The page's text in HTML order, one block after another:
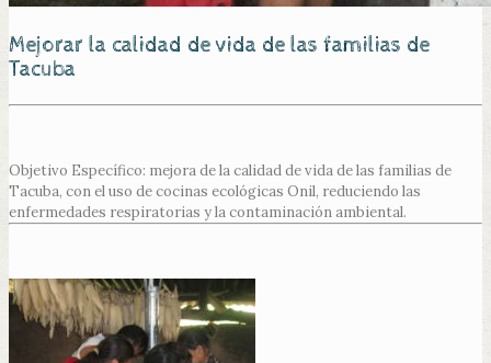
Mejorar la calidad de vida de las familias de
Tacuba
Objetivo Específico: mejora de la calidad de vida de las familias de
Tacuba, con el uso de cocinas ecológicas Onil, reduciendo las
enfermedades respiratorias y la contaminación ambiental.